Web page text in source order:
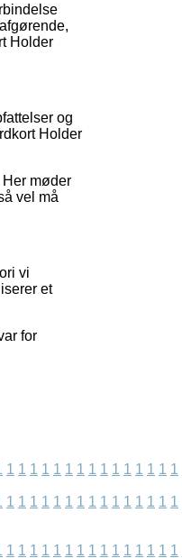
Holder
og
Holder
møder
vel må
vi
et
for
1 1 1 1 1 1 1 1 1 1 1 1 1 1 1
1 1 1 1 1 1 1 1 1 1 1 1 1 1 1
1 1 1 1 1 1 1 1 1 1 1 1 1 1 1